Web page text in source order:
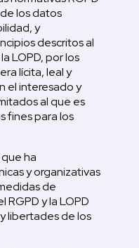
los datos
y
descritos al
LOPD, por los
lícita, leal y
el interesado y
al que es
fines para los
que ha
y organizativas
de
y la LOPD
libertades de los